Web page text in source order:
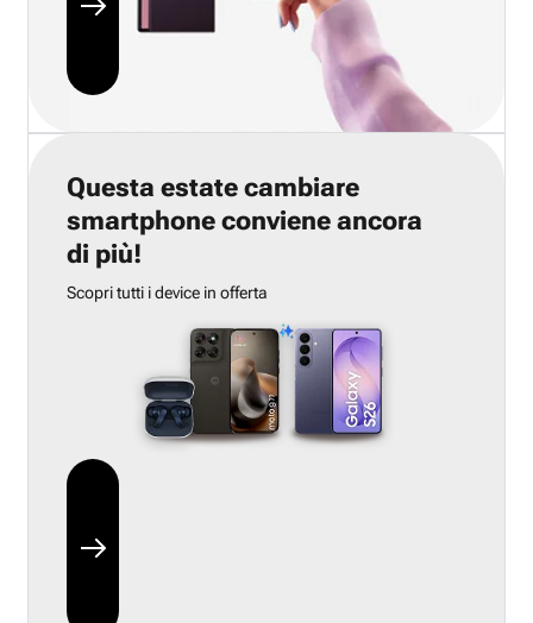
Questa estate cambiare
smartphone conviene ancora
di più!
Scopri tutti i device in offerta